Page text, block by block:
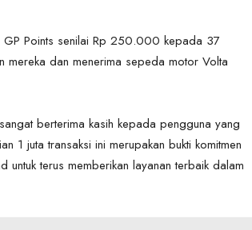
GP Points senilai Rp 250.000 kepada 37
mereka dan menerima sepeda motor Volta
berterima kasih kepada pengguna yang
1 juta transaksi ini merupakan bukti komitmen
terus memberikan layanan terbaik dalam